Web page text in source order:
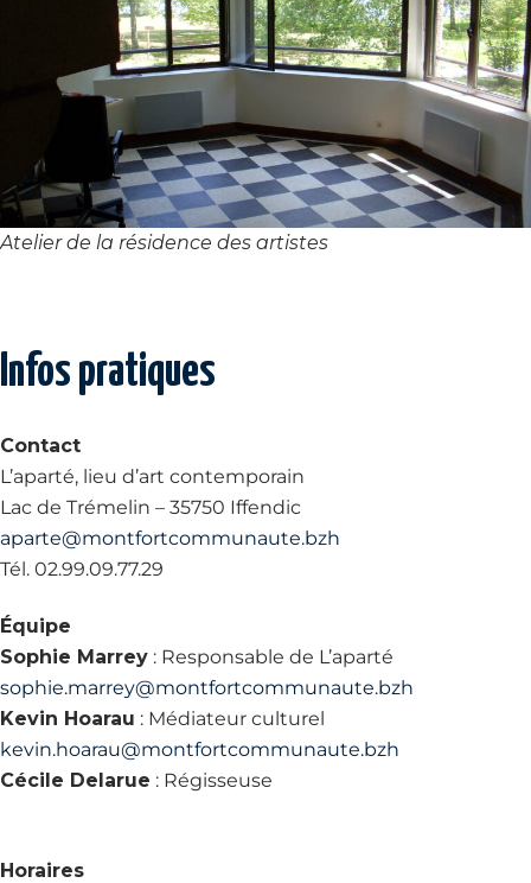
Atelier de la résidence des artistes
Infos pratiques
Contact
L’aparté, lieu d’art contemporain
Lac de Trémelin – 35750 Iffendic
aparte@montfortcommunaute.bzh
Tél. 02.99.09.77.29
Équipe
Sophie Marrey : Responsable de L’aparté
sophie.marrey@montfortcommunaute.bzh
Kevin Hoarau : Médiateur culturel
kevin.hoarau@montfortcommunaute.bzh
Cécile Delarue : Régisseuse
Horaires